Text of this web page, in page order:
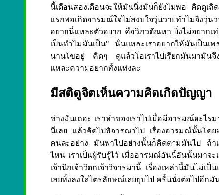
นี้เดือนสองเดือนจะให้มันนิ่งมันก็ยังไม่พอ คิดดูเถิ
แรกพอเกิดอารมณ์ใจไม่สงบใจวุ่นวายทำไมจึงวุ่
อยากนี่แหละตัวอยาก คือวิภวตัณหา ยิ่งไม่อยากเ
เป็นทำไมมันเป็น" นั่นแหละเราอยากให้มันเป็นเพ
นานโขอยู่ คิดๆ ดูแล้วโอเราไปเรียกมันมามัน
แหละความอยากทั้งแท่งละ
มีสติดูจิตเห็นความคิดเกิดปัญญา
ช่างมันเถอะ เราทำของเราไปเมื่อมีอารมณ์อะไ
นี่เลย แล้วคิดไปพิจารณาไป เรื่องอารมณ์นั้นโด
คนละอย่าง มันพาไปอย่างนั้นก็คิดตามมันไป ถ้า
ไหน เราเป็นผู้รับรู้ไว้ เมื่ออารมณ์อันนี้อันนั้นมาจะ
เจ้านึกเจ้าวิตกเจ้าวิจารมานี้ เรื่องเหล่านี้มันไม่
เลยทิ้งลงใส่ไตรลักษณ์เลยยุบไป ครั้นนั่งต่อไปอีก